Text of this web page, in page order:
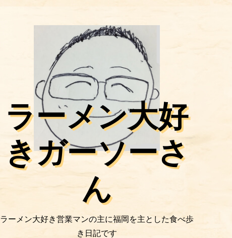
ラーメン大好
きガーソーさ
ん
ラーメン大好き営業マンの主に福岡を主とした食べ歩
き日記です